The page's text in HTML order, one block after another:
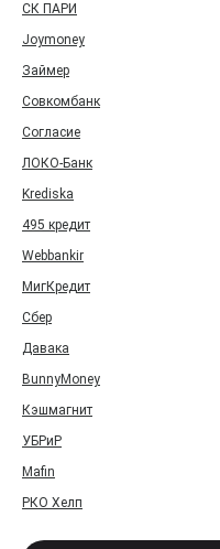
СК ПАРИ
Joymoney
Займер
Совкомбанк
Согласие
ЛОКО-Банк
Krediska
495 кредит
Webbankir
МигКредит
Сбер
Давака
BunnyMoney
Кэшмагнит
УБРиР
Mafin
РКО Хелп